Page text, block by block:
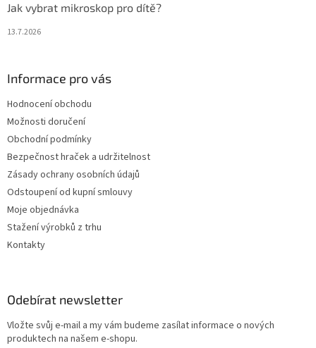
Jak vybrat mikroskop pro dítě?
13.7.2026
Informace pro vás
Hodnocení obchodu
Možnosti doručení
Obchodní podmínky
Bezpečnost hraček a udržitelnost
Zásady ochrany osobních údajů
Odstoupení od kupní smlouvy
Moje objednávka
Stažení výrobků z trhu
Kontakty
Odebírat newsletter
Vložte svůj e-mail a my vám budeme zasílat informace o nových
produktech na našem e-shopu.